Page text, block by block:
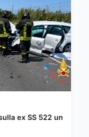
ex SS 522 un